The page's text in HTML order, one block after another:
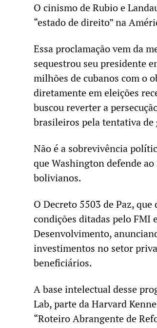
O cinismo de Rubio e
“estado de direito” na
Essa proclamação vem da
sequestrou seu presidente
milhões de cubanos com o
diretamente em eleições
buscou reverter a
brasileiros pela tentativa
Não é a sobrevivência
que Washington defende
bolivianos.
O Decreto 5503 de Paz,
condições ditadas pelo FMI
Desenvolvimento,
investimentos no setor
beneficiários.
A base intelectual desse
Lab, parte da Harvard
“Roteiro Abrangente de